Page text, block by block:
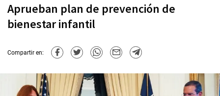
Aprueban plan de prevención de
bienestar infantil
Compartir en: